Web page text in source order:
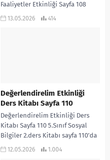
Faaliyetler Etkinliği Sayfa 108
Birincil Ekonomik Faaliyetler
13.05.2026 414
Değerlendirelim Etkinliği
Ders Kitabı Sayfa 110
Değerlendirelim Etkinliği Ders
Kitabı Sayfa 110 5.Sınıf Sosyal
Bilgiler 2.ders Kitabı sayfa 110’da
yer alan etkinliğin cevaplarıdır…
12.05.2026 1.004